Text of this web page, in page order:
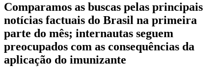
Comparamos as buscas pelas principais
notícias factuais do Brasil na primeira
parte do mês; internautas seguem
preocupados com as consequências da
aplicação do imunizante